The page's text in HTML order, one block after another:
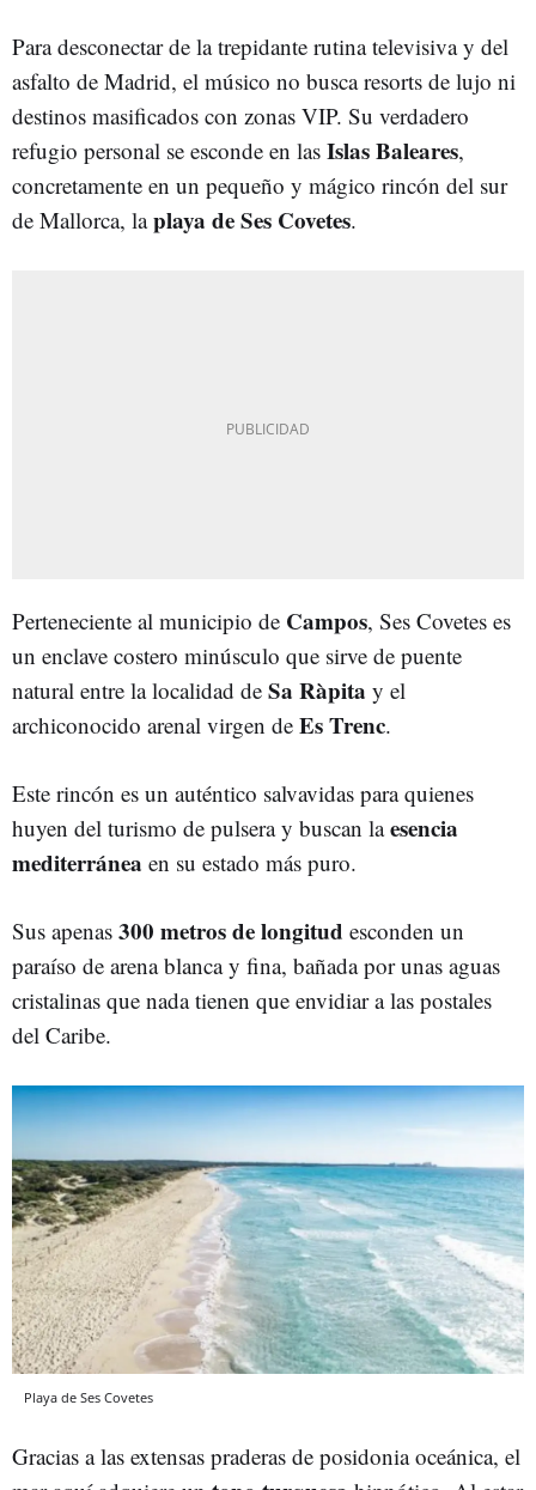
Para desconectar de la trepidante rutina televisiva y del
asfalto de Madrid, el músico no busca resorts de lujo ni
destinos masificados con zonas VIP. Su verdadero
refugio personal se esconde en las Islas Baleares,
concretamente en un pequeño y mágico rincón del sur
de Mallorca, laplaya de Ses Covetes.
Perteneciente al municipio de Campos, Ses Covetes es
un enclave costero minúsculo que sirve de puente
natural entre la localidad de Sa Ràpita y el
archiconocido arenal virgen de Es Trenc.
Este rincón es un auténtico salvavidas para quienes
huyen del turismo de pulsera y buscan laesencia
mediterránea en su estado más puro.
Sus apenas 300 metros de longitud esconden un
paraíso de arena blanca y fina, bañada por unas aguas
cristalinas que nada tienen que envidiar a las postales
del Caribe.
Playa de Ses Covetes
Gracias a las extensas praderas de posidonia oceánica, el